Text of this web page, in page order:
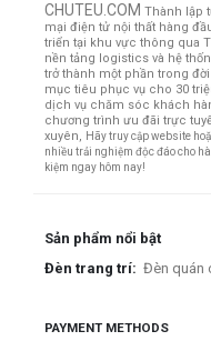
CHUTEU.COM Thành lập
mại điện tử nội thất hàng
triển tại khu vực thông qua
nền tảng logistics và hệ
trở thành một phần trong
mục tiêu phục vụ cho 30
dịch vụ chăm sóc khách
chương trình ưu đãi trực
xuyên, Hãy truy cập website
nhiều trải nghiệm độc đáo cho
kiệm ngay hôm nay!
Sản phẩm nổi bật
Đèn trang trí: Đèn quán
PAYMENT METHODS